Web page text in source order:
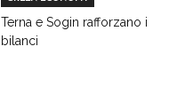
Terna e Sogin rafforzano i
bilanci